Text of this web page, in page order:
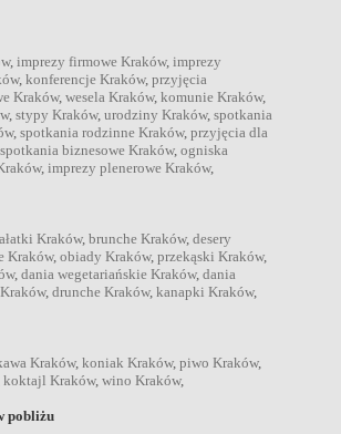
, imprezy firmowe Kraków, imprezy
, konferencje Kraków, przyjęcia
Kraków, wesela Kraków, komunie Kraków,
, stypy Kraków, urodziny Kraków, spotkania
, spotkania rodzinne Kraków, przyjęcia dla
spotkania biznesowe Kraków, ogniska
, imprezy plenerowe Kraków,
Kraków, brunche Kraków, desery
Kraków, obiady Kraków, przekąski Kraków,
, dania wegetariańskie Kraków, dania
, drunche Kraków, kanapki Kraków,
Kraków, koniak Kraków, piwo Kraków,
koktajl Kraków, wino Kraków,
pobliżu